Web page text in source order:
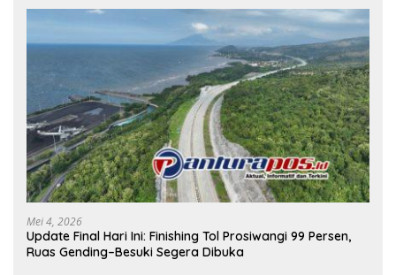
Mei 4, 2026
Update Final Hari Ini: Finishing Tol Prosiwangi 99 Persen,
Ruas Gending–Besuki Segera Dibuka